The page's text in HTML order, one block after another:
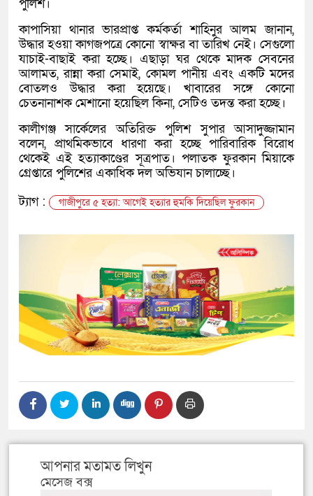
পুলিশ।
কাপাসিয়া থানার ভারপ্রাপ্ত কর্মকর্তা শাহিনুর আলম জানান,
উদ্ধার হওয়া কাগজপত্রে কোনো স্বাক্ষর বা তারিখ নেই। সেগুলো
যাচাই-বাছাই করা হচ্ছে। এছাড়া ঘর থেকে মাদক সেবনের
আলামত, রান্না করা সেমাই, কোমল পানীয় এবং একটি মদের
বোতলও উদ্ধার করা হয়েছে। খাবারের সঙ্গে কোনো
চেতনানাশক মেশানো হয়েছিল কিনা, সেটিও তদন্ত করা হচ্ছে।
কালীগঞ্জ সার্কেলের অতিরিক্ত পুলিশ সুপার আসাদুজ্জামান
বলেন, প্রাথমিকভাবে ধারণা করা হচ্ছে পারিবারিক বিরোধ
থেকেই এই হত্যাকাণ্ডের সূত্রপাত। পলাতক ফুরকান মিয়াকে
গ্রেপ্তারে পুলিশের একাধিক দল অভিযান চালাচ্ছে।
ট্যাগ :
গাজীপুরে ৫ হত্যা: আগেই হত্যার হুমকি দিয়েছিল ফুরকান
আপনার মতামত লিখুন
মেসেজ বক্স